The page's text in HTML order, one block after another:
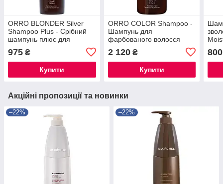
ORRO BLONDER Silver
Shampoo Plus - Срібний
шампунь плюс для
світлого волосся 250 мл
975 ₴
Купити
ORRO COLOR Shampoo -
Шампунь для
фарбованого волосся
2 120₴
Купити
800
Акційні пропозиції та новинки
–22% –22%